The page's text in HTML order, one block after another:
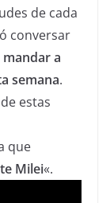
de cada
conversar
mandar a
semana.
estas
que
Milei«.